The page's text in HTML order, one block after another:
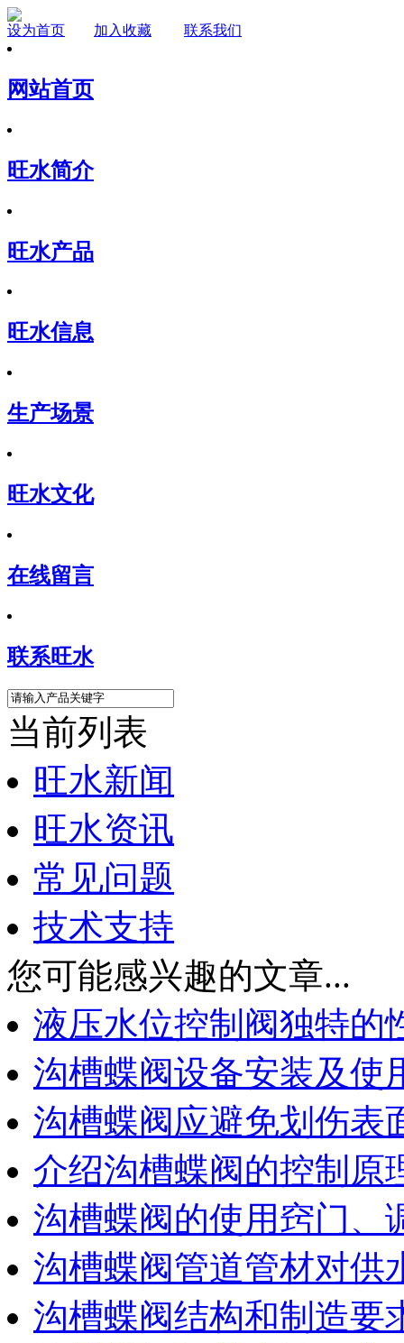
设为首页 加入收藏 联系我们
网站首页
旺水简介
旺水产品
旺水信息
生产场景
旺水文化
在线留言
联系旺水
当前列表
旺水新闻
旺水资讯
常见问题
技术支持
您可能感兴趣的文章...
液压水位控制阀独特的
沟槽蝶阀设备安装及使
沟槽蝶阀应避免划伤表
介绍沟槽蝶阀的控制原
沟槽蝶阀的使用窍门、
沟槽蝶阀管道管材对供
沟槽蝶阀结构和制造要